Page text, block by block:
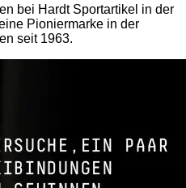
bei Hardt Sportartikel in der
Pioniermarke in der
seit 1963.